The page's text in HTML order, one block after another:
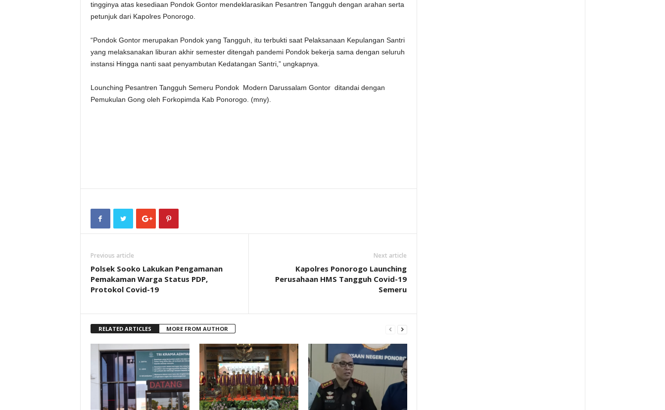
tingginya atas kesediaan Pondok Gontor mendeklarasikan Pesantren Tangguh dengan arahan serta
petunjuk dari Kapolres Ponorogo.
“Pondok Gontor merupakan Pondok yang Tangguh, itu terbukti saat Pelaksanaan Kepulangan Santri
yang melaksanakan liburan akhir semester ditengah pandemi Pondok bekerja sama dengan seluruh
instansi Hingga nanti saat penyambutan Kedatangan Santri,” ungkapnya.
Lounching Pesantren Tangguh Semeru Pondok Modern Darussalam Gontor ditandai dengan
Pemukulan Gong oleh Forkopimda Kab Ponorogo. (mny).
Previous article
Polsek Sooko Lakukan Pengamanan
Pemakaman Warga Status PDP,
Protokol Covid-19
Next article
Kapolres Ponorogo Launching
Perusahaan HMS Tangguh Covid-19
Semeru
RELATED ARTICLES MORE FROM AUTHOR